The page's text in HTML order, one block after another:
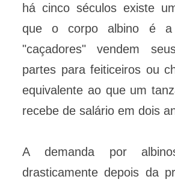
há cinco séculos existe
que o corpo albino é
"caçadores" vendem
partes para feiticeiros ou
equivalente ao que um
recebe de salário em dois
A demanda por
drasticamente depois da